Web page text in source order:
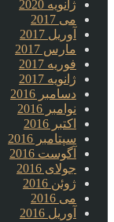
ژانویه 2020
می 2017
آوریل 2017
مارس 2017
فوریه 2017
ژانویه 2017
دسامبر 2016
نوامبر 2016
اکتبر 2016
سپتامبر 2016
آگوست 2016
جولای 2016
ژوئن 2016
می 2016
آوریل 2016